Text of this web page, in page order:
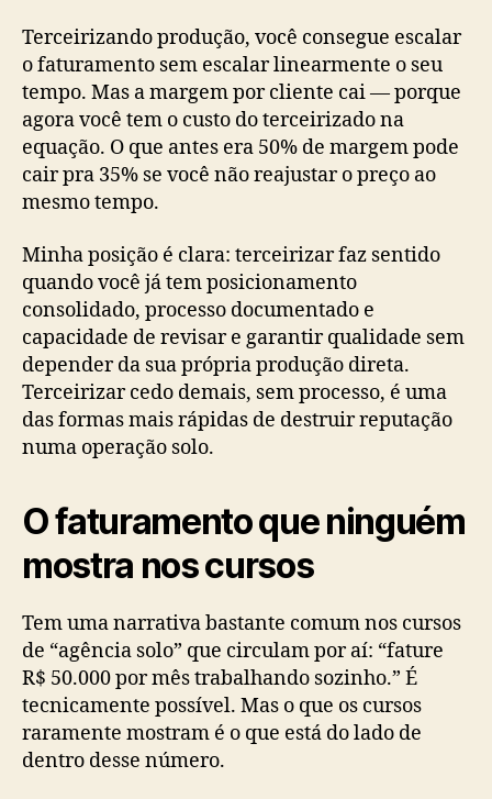
Terceirizando produção, você consegue escalar
o faturamento sem escalar linearmente o seu
tempo. Mas a margem por cliente cai — porque
agora você tem o custo do terceirizado na
equação. O que antes era 50% de margem pode
cair pra 35% se você não reajustar o preço ao
mesmo tempo.
Minha posição é clara: terceirizar faz sentido
quando você já tem posicionamento
consolidado, processo documentado e
capacidade de revisar e garantir qualidade sem
depender da sua própria produção direta.
Terceirizar cedo demais, sem processo, é uma
das formas mais rápidas de destruir reputação
numa operação solo.
O faturamento que ninguém
mostra nos cursos
Tem uma narrativa bastante comum nos cursos
de “agência solo” que circulam por aí: “fature
R$ 50.000 por mês trabalhando sozinho.” É
tecnicamente possível. Mas o que os cursos
raramente mostram é o que está do lado de
dentro desse número.